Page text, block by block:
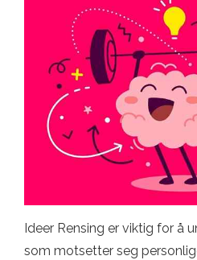
Ideer Rensing er viktig for å
som motsetter seg